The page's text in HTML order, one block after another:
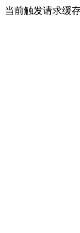
当前触发请求缓